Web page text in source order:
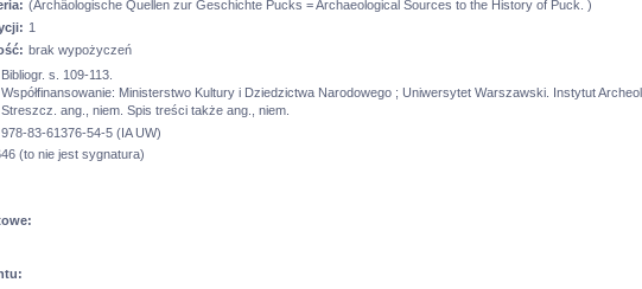
(Archäologische Quellen zur Geschichte Pucks = Archaeological Sources to the History of Puck. )
1
brak wypożyczeń
Bibliogr. s. 109-113.
Współfinansowanie: Ministerstwo Kultury i Dziedzictwa Narodowego ; Uniwersytet Warszawski. Instytut
Streszcz. ang., niem. Spis treści także ang., niem.
978-83-61376-54-5 (IA UW)
(to nie jest sygnatura)